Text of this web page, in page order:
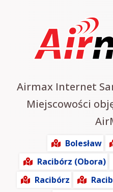
Airmax Internet
Miejscowości
Bolesław
Racibórz (Obora)
Racibórz